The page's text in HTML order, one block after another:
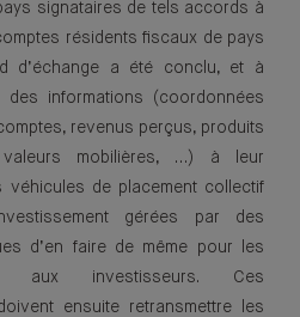
signataires de tels accords à
résidents fiscaux de pays
d’échange a été conclu, et à
des informations (coordonnées
revenus perçus, produits
mobilières, …) à leur
véhicules de placement collectif
gérées par des
d’en faire de même pour les
aux investisseurs. Ces
ensuite retransmettre les